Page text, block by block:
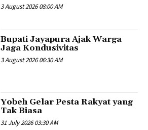
3 August 2026 08:00 AM
Bupati Jayapura Ajak Warga
Jaga Kondusivitas
3 August 2026 06:30 AM
Yobeh Gelar Pesta Rakyat yang
Tak Biasa
31 July 2026 03:30 AM